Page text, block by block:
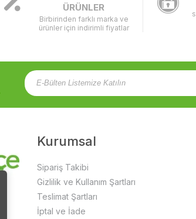
ÜRÜNLER
Birbirinden farklı marka ve
ürünler için indirimli fiyatlar
Kurumsal
Sipariş Takibi
Gizlilik ve Kullanım Şartları
Teslimat Şartları
İptal ve İade